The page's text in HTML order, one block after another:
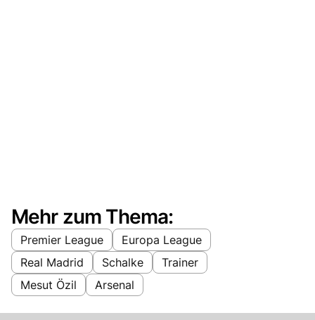
Mehr zum Thema:
Premier League
Europa League
Real Madrid
Schalke
Trainer
Mesut Özil
Arsenal